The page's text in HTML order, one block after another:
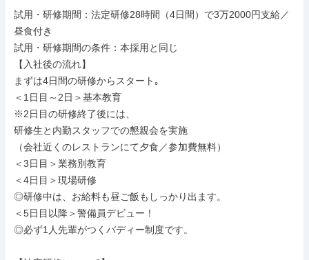
試用・研修期間：法定研修28時間（4日間）で3万2000円支給／
昼食付き
試用・研修期間の条件：本採用と同じ
【入社後の流れ】
まずは4日間の研修からスタート｡
＜1日目～2日＞基本教育
※2日目の研修終了後には、
研修生と内勤スタッフでの懇親会を実施
（会社近くのレストランにて夕食／参加費無料）
＜3日目＞業務別教育
＜4日目＞現場研修
◎研修中は、お給料も昼ご飯もしっかり出ます。
＜5日目以降＞警備員デビュー！
◎必ず1人先輩がつくバディー制度です。